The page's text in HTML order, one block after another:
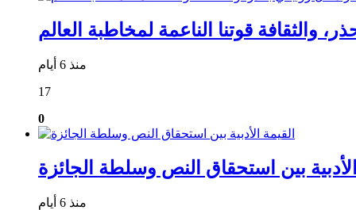
منذ 6 أيام
17
0
بين استحقاق النص وسلطة الجائزة
منذ 6 أيام